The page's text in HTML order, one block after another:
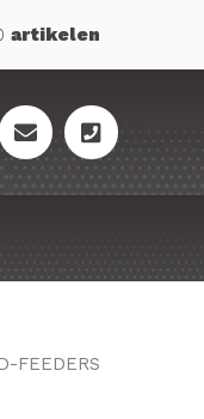
artikelen
FEEDERS